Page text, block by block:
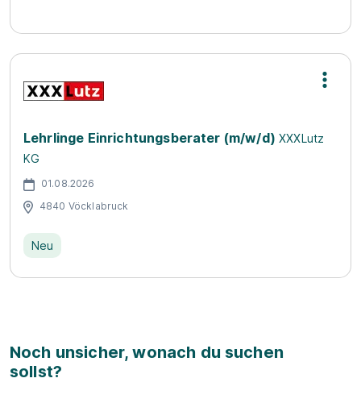
Lehrlinge Einrichtungsberater (m/w/d) XXXLutz
KG
01.08.2026
4840 Vöcklabruck
Neu
Noch unsicher, wonach du suchen
sollst?